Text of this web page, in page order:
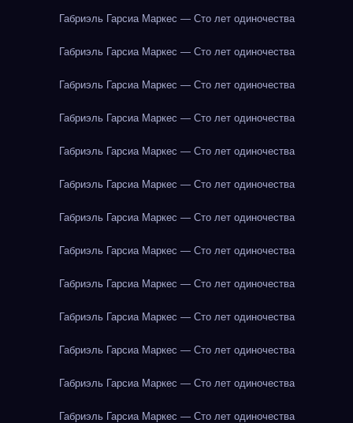
Габриэль Гарсиа Маркес — Сто лет одиночества
Габриэль Гарсиа Маркес — Сто лет одиночества
Габриэль Гарсиа Маркес — Сто лет одиночества
Габриэль Гарсиа Маркес — Сто лет одиночества
Габриэль Гарсиа Маркес — Сто лет одиночества
Габриэль Гарсиа Маркес — Сто лет одиночества
Габриэль Гарсиа Маркес — Сто лет одиночества
Габриэль Гарсиа Маркес — Сто лет одиночества
Габриэль Гарсиа Маркес — Сто лет одиночества
Габриэль Гарсиа Маркес — Сто лет одиночества
Габриэль Гарсиа Маркес — Сто лет одиночества
Габриэль Гарсиа Маркес — Сто лет одиночества
Габриэль Гарсиа Маркес — Сто лет одиночества